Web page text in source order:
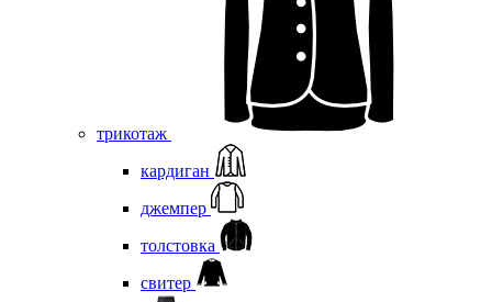
трикотаж
кардиган
джемпер
толстовка
свитер